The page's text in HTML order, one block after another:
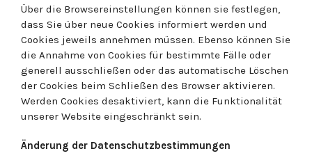
Über die Browsereinstellungen können sie festlegen,
dass Sie über neue Cookies informiert werden und
Cookies jeweils annehmen müssen. Ebenso können Sie
die Annahme von Cookies für bestimmte Fälle oder
generell ausschließen oder das automatische Löschen
der Cookies beim Schließen des Browser aktivieren.
Werden Cookies desaktiviert, kann die Funktionalität
unserer Website eingeschränkt sein.
Änderung der Datenschutzbestimmungen